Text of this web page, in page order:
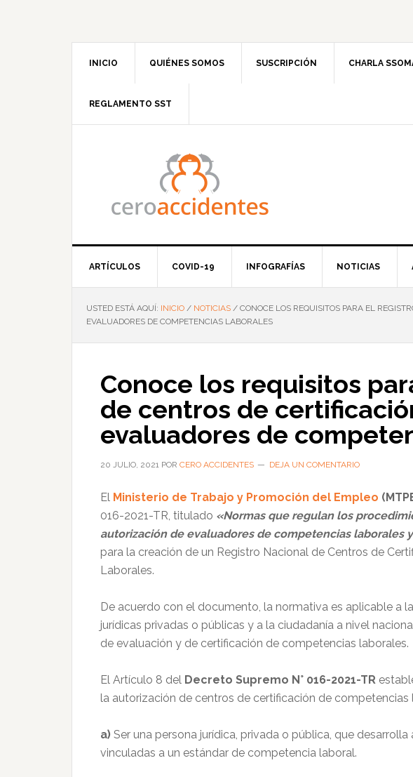
INICIO QUIÉNES SOMOS SUSCRIPCIÓN CHARLA
REGLAMENTO SST
ARTÍCULOS COVID-19 INFOGRAFÍAS NOTICIAS
USTED ESTÁ AQUÍ: INICIO / NOTICIAS / CONOCE LOS REQUISITOS PARA EL
EVALUADORES DE COMPETENCIAS LABORALES
Conoce los requisitos
de centros de
evaluadores de
20 JULIO, 2021 POR CERO ACCIDENTES DEJA UN COMENTARIO
El Ministerio de Trabajo y Promoción del Empleo
016-2021-TR, titulado «Normas que regulan los
autorización de evaluadores de competencias laborales
para la creación de un Registro Nacional de Centros de
Laborales.
De acuerdo con el documento, la normativa es aplicable a
jurídicas privadas o públicas y a la ciudadanía a nivel
de evaluación y de certificación de competencias laborales.
El Artículo 8 del Decreto Supremo N° 016-2021-TR
la autorización de centros de certificación de competencias
a) Ser una persona jurídica, privada o pública, que
vinculadas a un estándar de competencia laboral.